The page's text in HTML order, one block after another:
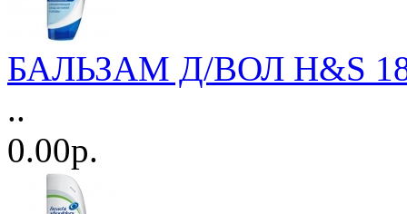
БАЛЬЗАМ Д/ВОЛ H&S
..
0.00р.